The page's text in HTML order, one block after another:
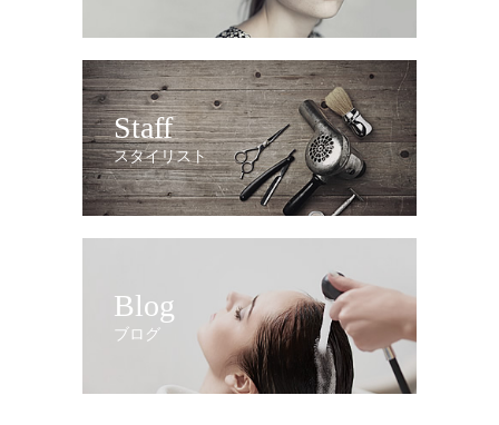
Staff
スタイリスト
Blog
ブログ